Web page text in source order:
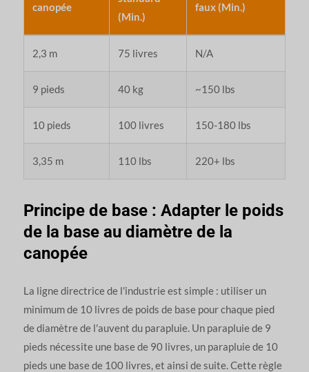
canopée
(Min.)
faux (Min.)
2,3 m 75 livres N/A
9 pieds 40 kg ~150 lbs
10 pieds 100 livres 150-180 lbs
3,35 m 110 lbs 220+ lbs
Principe de base : Adapter le poids
de la base au diamètre de la
canopée
La ligne directrice de l'industrie est simple : utiliser un
minimum de 10 livres de poids de base pour chaque pied
de diamètre de l'auvent du parapluie. Un parapluie de 9
pieds nécessite une base de 90 livres, un parapluie de 10
pieds une base de 100 livres, et ainsi de suite. Cette règle